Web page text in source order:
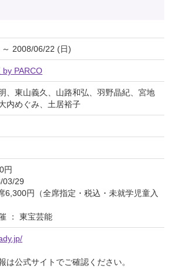
2008/06/22 (日)
by PARCO
、東山義久、山路和弘、羽野晶紀、宮地
内めぐみ、土居裕子
円
03/29
円（全席指定・税込・未就学児童入
： 東宝芸能
は公式サイトでご確認ください。